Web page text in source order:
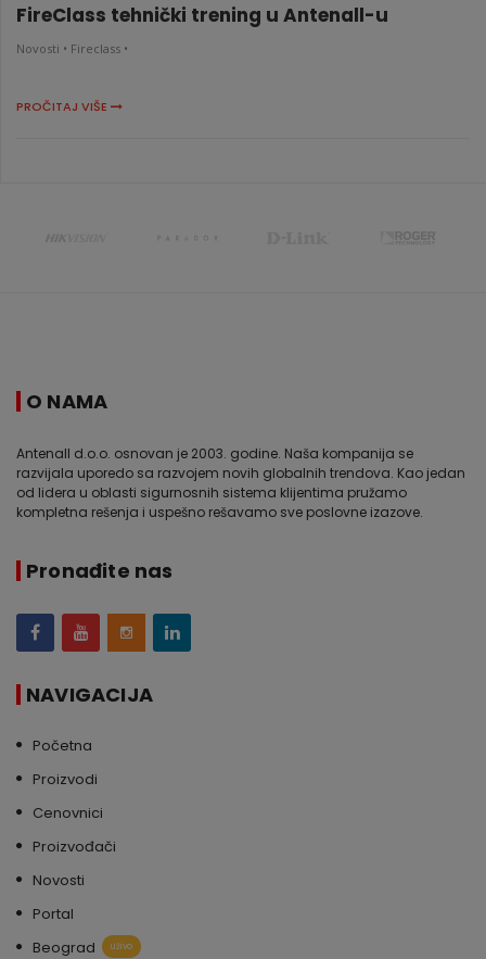
FireClass tehnički trening u Antenall-u
Novosti • Fireclass •
PROČITAJ VIŠE
O NAMA
Antenall d.o.o. osnovan je 2003. godine. Naša kompanija se
razvijala uporedo sa razvojem novih globalnih trendova. Kao jedan
od lidera u oblasti sigurnosnih sistema klijentima pružamo
kompletna rešenja i uspešno rešavamo sve poslovne izazove.
Pronađite nas
NAVIGACIJA
Početna
Proizvodi
Cenovnici
Proizvođači
Novosti
Portal
Beograd
uživo